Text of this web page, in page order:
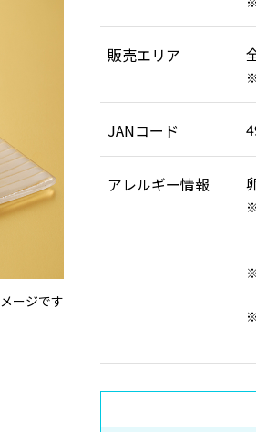
ージです
販売エリア
JANコード
アレルギー情報